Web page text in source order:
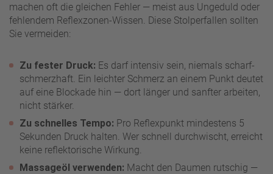
machen oft die gleichen Fehler — meist aus Ungeduld oder
fehlendem Reflexzonen-Wissen. Diese Stolperfallen sollten
Sie vermeiden:
Zu fester Druck: Es darf intensiv sein, niemals scharf-
schmerzhaft. Ein leichter Schmerz an einem Punkt deutet
auf eine Blockade hin — dort länger und sanfter arbeiten,
nicht stärker.
Zu schnelles Tempo: Pro Reflexpunkt mindestens 5
Sekunden Druck halten. Wer schnell durchwischt, erreicht
keine reflektorische Wirkung.
Massageöl verwenden: Macht den Daumen rutschig —